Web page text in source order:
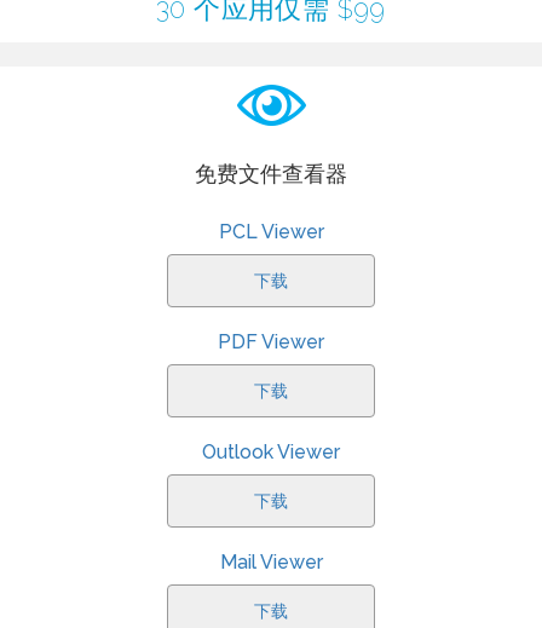
30 个应用仅需 $99
免费文件查看器
PCL Viewer
下载
PDF Viewer
下载
Outlook Viewer
下载
Mail Viewer
下载